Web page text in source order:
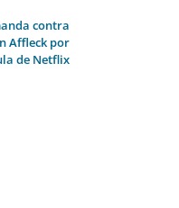
contra
Affleck por
de Netflix